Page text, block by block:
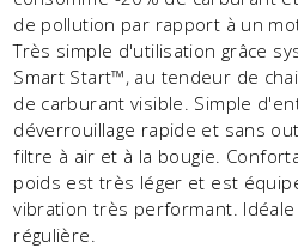
de pollution par rapport à un
Très simple d'utilisation grâce
Smart Start™, au tendeur de
de carburant visible. Simple
déverrouillage rapide et sans
filtre à air et à la bougie.
poids est très léger et est
vibration très performant.
régulière.